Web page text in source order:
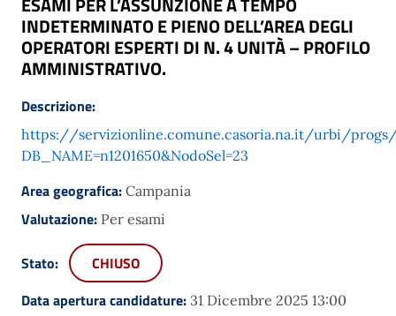
INDETERMINATO E PIENO DELL’AREA DEGLI
OPERATORI ESPERTI DI N. 4 UNITÀ – PROFILO
AMMINISTRATIVO.
Descrizione:
https://servizionline.comune.casoria.na.it/urbi/
DB_NAME=n1201650&NodoSel=23
Area geografica: Campania
Valutazione: Per esami
Stato:
CHIUSO
Data apertura candidature: 31 Dicembre 2025 13:00